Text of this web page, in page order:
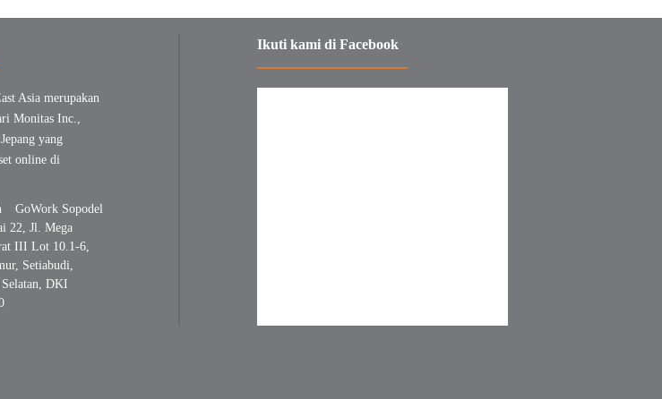
Asia merupakan
Monitas Inc.,
yang
online di
GoWork Sopodel
22, Jl. Mega
III Lot 10.1-6,
Setiabudi,
DKI
Ikuti kami di Facebook